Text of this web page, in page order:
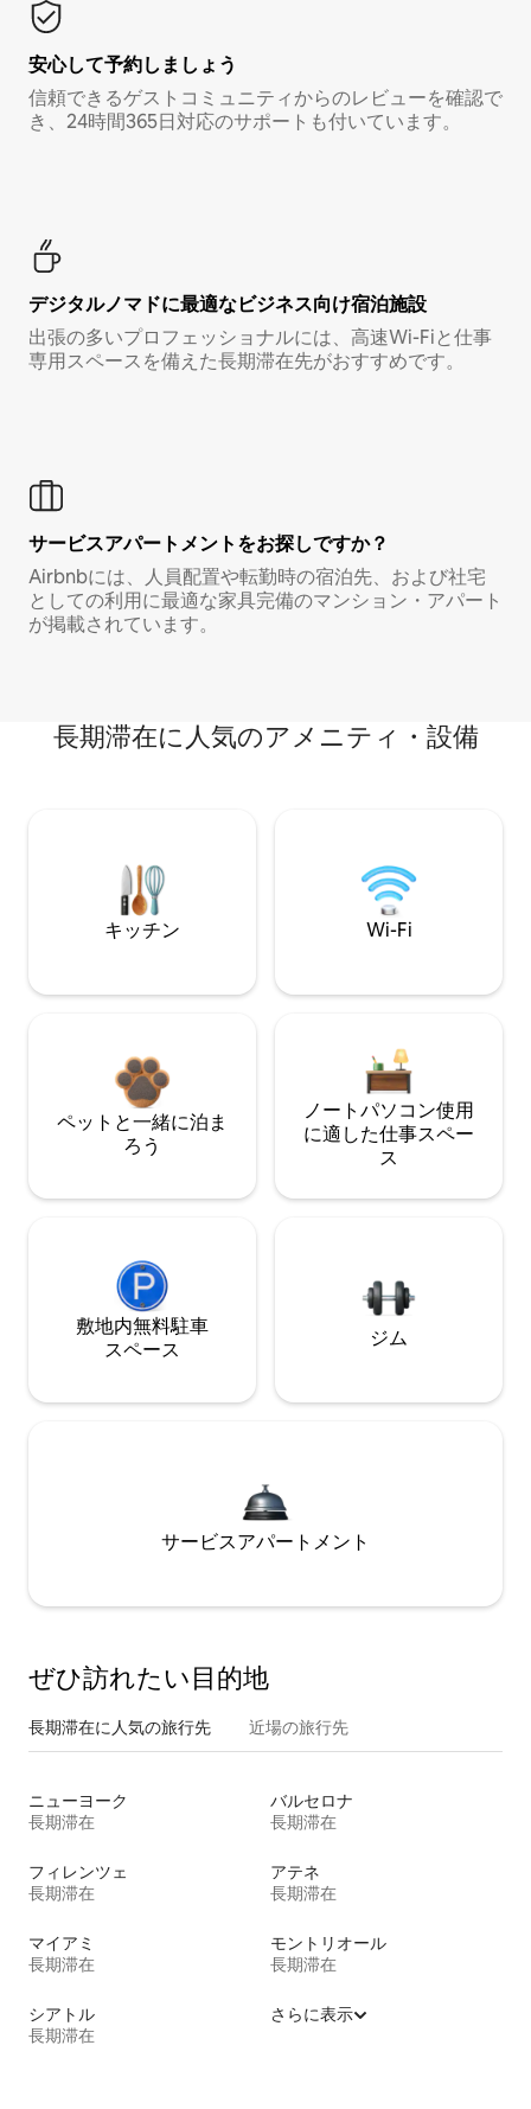
安心して予約しましょう
信頼できるゲストコミュニティからのレビューを確認で
き、24時間365日対応のサポートも付いています。
デジタルノマド⁠に最⁠適⁠なビ⁠ジ⁠ネ⁠ス⁠向⁠け宿⁠泊⁠施⁠設
出張の多いプロフェッショナルには、高速Wi-Fiと仕事
専用スペースを備えた長期滞在先がおすすめです。
サービスアパートメントをお探しですか？
Airbnbには、人員配置や転勤時の宿泊先、および社宅
としての利用に最適な家具完備のマンション・アパート
が掲載されています。
長期滞在に人気のアメニティ・設備
キッチン Wi-Fi
ペットと一緒に泊ま
ろう
ノートパソコン使用
に適した仕事スペー
ス
敷地内無料駐⁠車
ス⁠ペ⁠ー⁠ス
ジム
サービスアパートメント
ぜひ訪⁠れ⁠た⁠い目⁠的⁠地
長期滞在に人気の旅行先 近場の旅行先
ニューヨーク
長期滞在
バルセロナ
長期滞在
フィレンツェ
長期滞在
アテネ
長期滞在
マイアミ
長期滞在
モントリオール
長期滞在
シアトル
長期滞在
さらに表示